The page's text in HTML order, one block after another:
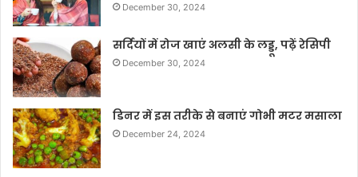
December 30, 2024
सर्दियों में रोज खाएं अलसी के लड्डू, पढ़ें रेसिपी
December 30, 2024
डिनर में इस तरीके से बनाएं गोभी मटर मसाला
December 24, 2024